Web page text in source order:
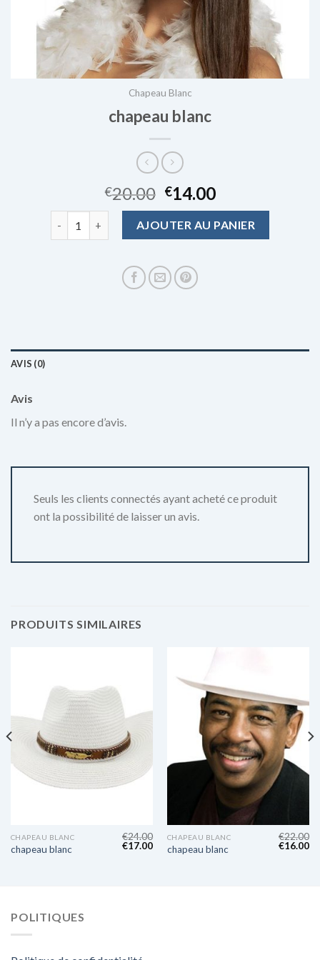
Chapeau Blanc
chapeau blanc
€20.00 €14.00
quantité de chapeau blancAJOUTER AU PANIER
AVIS (0)
Avis
Il n’y a pas encore d’avis.
Seuls les clients connectés ayant acheté ce produit
ont la possibilité de laisser un avis.
PRODUITS SIMILAIRES
CHAPEAU BLANC
chapeau blanc
€24.00
€17.00
CHAPEAU BLANC
chapeau blanc
€22.00
€16.00
POLITIQUES